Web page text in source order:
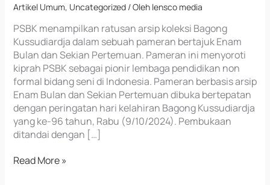
Artikel Umum, Uncategorized/ Oleh lensco media
PSBK menampilkan ratusan arsip koleksi Bagong
Kussudiardja dalam sebuah pameran bertajuk Enam
Bulan dan Sekian Pertemuan. Pameran ini menyoroti
kiprah PSBK sebagai pionir lembaga pendidikan non
formal bidang seni di Indonesia. Pameran berbasis arsip
Enam Bulan dan Sekian Pertemuan dibuka bertepatan
dengan peringatan hari kelahiran Bagong Kussudiardja
yang ke-96 tahun, Rabu (9/10/2024). Pembukaan
ditandai dengan […]
Read More »